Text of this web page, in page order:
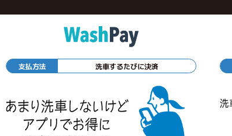
支払方法 洗車するたびに決済